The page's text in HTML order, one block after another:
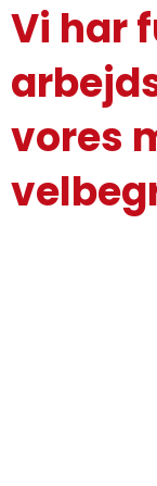
Vi har
vores